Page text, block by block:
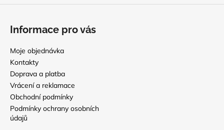
Informace pro vás
Moje objednávka
Kontakty
Doprava a platba
Vrácení a reklamace
Obchodní podmínky
Podmínky ochrany osobních
údajů